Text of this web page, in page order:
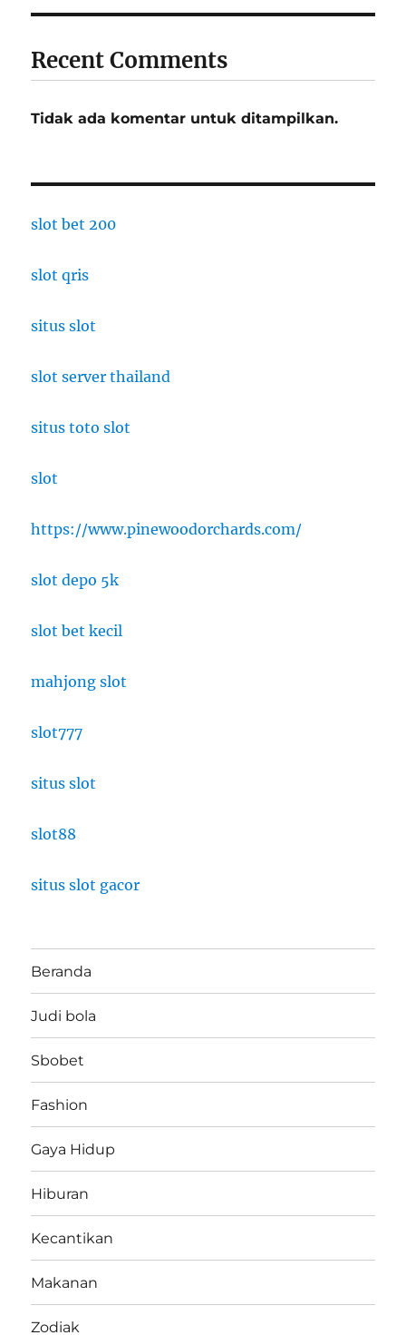
Recent Comments
Tidak ada komentar untuk ditampilkan.
slot bet 200
slot qris
situs slot
slot server thailand
situs toto slot
slot
https://www.pinewoodorchards.com/
slot depo 5k
slot bet kecil
mahjong slot
slot777
situs slot
slot88
situs slot gacor
Beranda
Judi bola
Sbobet
Fashion
Gaya Hidup
Hiburan
Kecantikan
Makanan
Zodiak